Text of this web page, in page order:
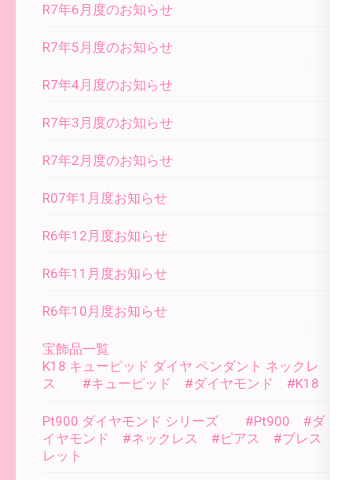
R7年6月度のお知らせ
R7年5月度のお知らせ
R7年4月度のお知らせ
R7年3月度のお知らせ
R7年2月度のお知らせ
R07年1月度お知らせ
R6年12月度お知らせ
R6年11月度お知らせ
R6年10月度お知らせ
宝飾品一覧
K18 キューピッド ダイヤ ペンダント ネックレ
ス #キューピッド #ダイヤモンド #K18
Pt900 ダイヤモンド シリーズ #Pt900 #ダ
イヤモンド #ネックレス #ピアス #ブレス
レット